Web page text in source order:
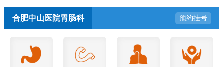
合肥中山医院胃肠科 预约挂号